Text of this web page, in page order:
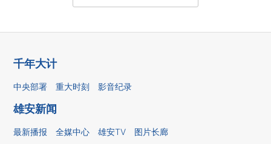
千年大计
中央部署 重大时刻 影音纪录
雄安新闻
最新播报 全媒中心 雄安TV 图片长廊